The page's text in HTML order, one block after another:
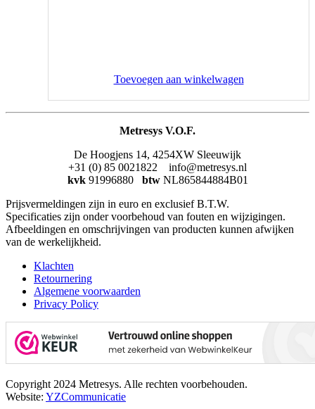
Toevoegen aan winkelwagen
Metresys V.O.F.
De Hoogjens 14, 4254XW Sleeuwijk
+31 (0) 85 0021822 info@metresys.nl
kvk 91996880 btw NL865844884B01
Prijsvermeldingen zijn in euro en exclusief B.T.W.
Specificaties zijn onder voorbehoud van fouten en wijzigingen.
Afbeeldingen en omschrijvingen van producten kunnen afwijken
van de werkelijkheid.
Klachten
Retournering
Algemene voorwaarden
Privacy Policy
Copyright 2024 Metresys. Alle rechten voorbehouden.
Website: YZCommunicatie